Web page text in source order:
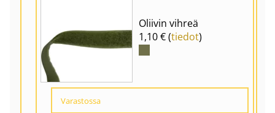
Oliivin vihreä
1,10 € (tiedot)
Varastossa